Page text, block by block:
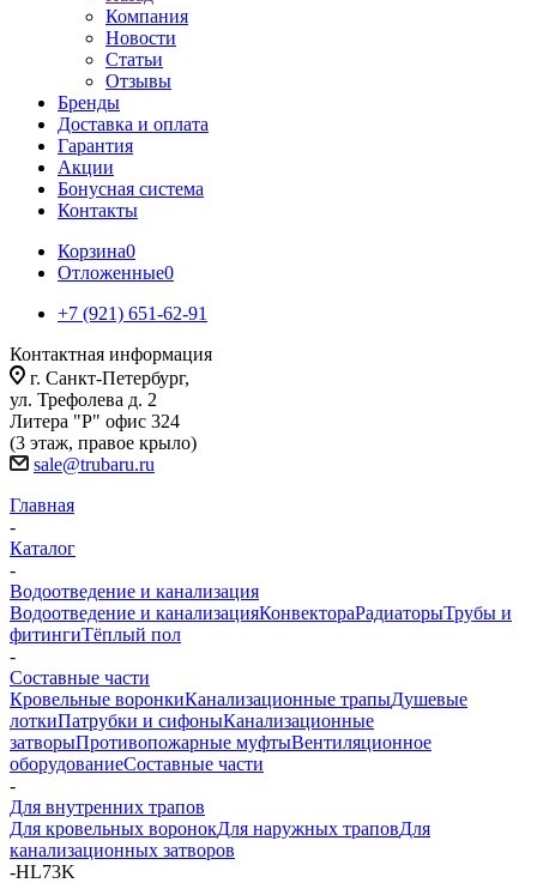
Компания
Новости
Статьи
Отзывы
Бренды
Доставка и оплата
Гарантия
Акции
Бонусная система
Контакты
Корзина0
Отложенные0
+7 (921) 651-62-91
Контактная информация
г. Санкт-Петербург,
ул. Трефолева д. 2
Литера "Р" офис 324
(3 этаж, правое крыло)
sale@trubaru.ru
Главная
-
Каталог
-
Водоотведение и канализация
Водоотведение и канализацияКонвектораРадиаторыТрубы и
фитингиТёплый пол
-
Составные части
Кровельные воронкиКанализационные трапыДушевые
лоткиПатрубки и сифоныКанализационные
затворыПротивопожарные муфтыВентиляционное
оборудованиеСоставные части
-
Для внутренних трапов
Для кровельных воронокДля наружных траповДля
канализационных затворов
-HL73K